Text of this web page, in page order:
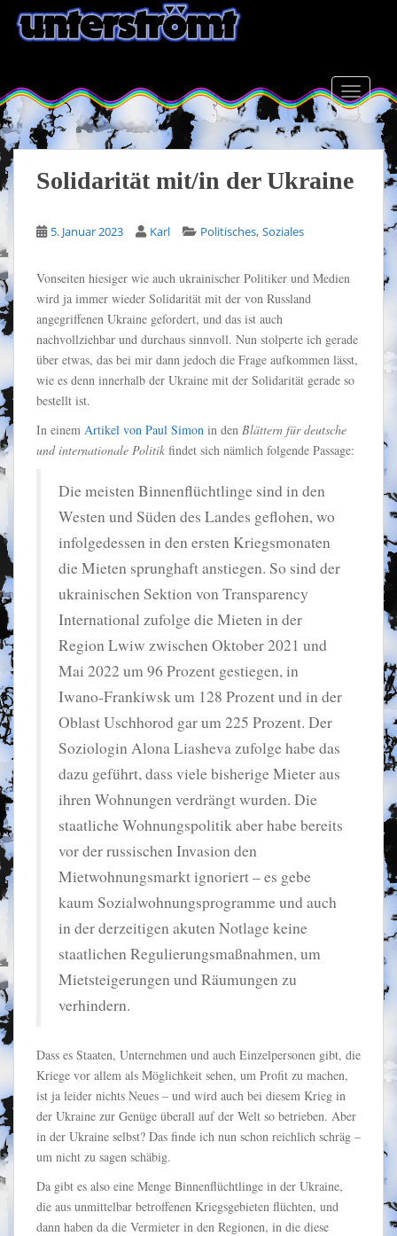
o
m
a
i
n
n
t
e
n
t
Solidarität mit/in der Ukraine
5. Januar 2023 Karl Politisches, Soziales
Vonseiten hiesiger wie auch ukrainischer Politiker und Medien
wird ja immer wieder Solidarität mit der von Russland
angegriffenen Ukraine gefordert, und das ist auch
nachvollziehbar und durchaus sinnvoll. Nun stolperte ich gerade
über etwas, das bei mir dann jedoch die Frage aufkommen lässt,
wie es denn innerhalb der Ukraine mit der Solidarität gerade so
bestellt ist.
In einem Artikel von Paul Simon in den Blättern für deutsche
und internationale Politik findet sich nämlich folgende Passage:
Die meisten Binnenflüchtlinge sind in den
Westen und Süden des Landes geflohen, wo
infolgedessen in den ersten Kriegsmonaten
die Mieten sprunghaft anstiegen. So sind der
ukrainischen Sektion von Transparency
International zufolge die Mieten in der
Region Lwiw zwischen Oktober 2021 und
Mai 2022 um 96 Prozent gestiegen, in
Iwano-Frankiwsk um 128 Prozent und in der
Oblast Uschhorod gar um 225 Prozent. Der
Soziologin Alona Liasheva zufolge habe das
dazu geführt, dass viele bisherige Mieter aus
ihren Wohnungen verdrängt wurden. Die
staatliche Wohnungspolitik aber habe bereits
vor der russischen Invasion den
Mietwohnungsmarkt ignoriert – es gebe
kaum Sozialwohnungsprogramme und auch
in der derzeitigen akuten Notlage keine
staatlichen Regulierungsmaßnahmen, um
Mietsteigerungen und Räumungen zu
verhindern.
Dass es Staaten, Unternehmen und auch Einzelpersonen gibt, die
Kriege vor allem als Möglichkeit sehen, um Profit zu machen,
ist ja leider nichts Neues – und wird auch bei diesem Krieg in
der Ukraine zur Genüge überall auf der Welt so betrieben. Aber
in der Ukraine selbst? Das finde ich nun schon reichlich schräg –
um nicht zu sagen schäbig.
Da gibt es also eine Menge Binnenflüchtlinge in der Ukraine,
die aus unmittelbar betroffenen Kriegsgebieten flüchten, und
dann haben da die Vermieter in den Regionen, in die diese